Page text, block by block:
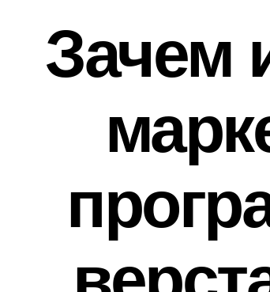
Зачем